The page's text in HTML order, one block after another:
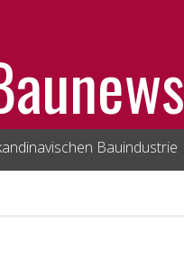
Bauindustrie